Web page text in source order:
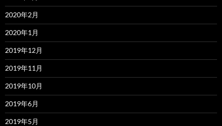
2020年2月
2020年1月
2019年12月
2019年11月
2019年10月
2019年6月
2019年5月